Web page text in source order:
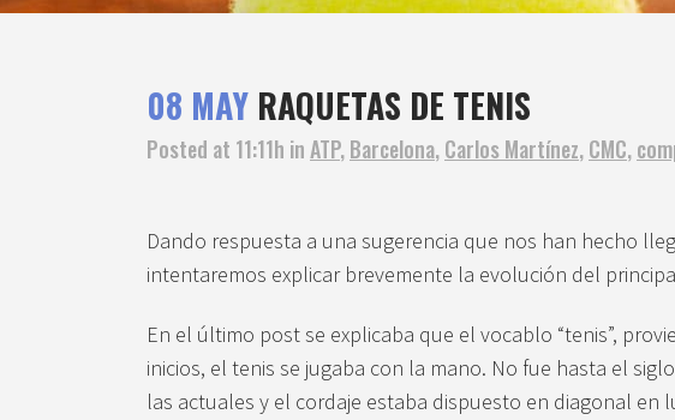
08 MAY RAQUETAS DE TENIS
Posted at 11:11h inATP,Barcelona,Carlos Martínez,CMC,
Dando respuesta a una sugerencia que nos han hecho
intentaremos explicar brevemente la evolución del
En el último post se explicaba que el vocablo “tenis”,
inicios, el tenis se jugaba con la mano. No fue hasta el
las actuales y el cordaje estaba dispuesto en diagonal